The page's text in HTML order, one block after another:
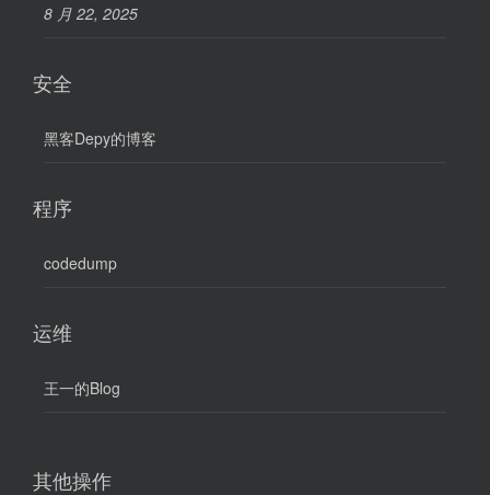
8 月 22, 2025
安全
黑客Depy的博客
程序
codedump
运维
王一的Blog
其他操作